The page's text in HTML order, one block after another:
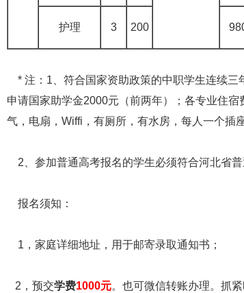
护理 3 200
* 注：1、符合国家资助政策的中职学生连续三
申请国家助学金2000元（前两年）；各专业住
气，电扇，Wiffi，有厕所，有水房，每人一个插座
2、参加普通高考报名的学生必须符合河北省普
报名须知：
1，家庭详细地址，用于邮寄录取通知书；
2，预交学费1000元。也可微信转账办理。抓